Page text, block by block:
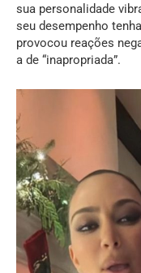
sua personalidade
seu desempenho
provocou reações
a de “inapropriada”.